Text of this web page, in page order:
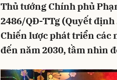
Thủ tướng Chính phủ
2486/QĐ-TTg (Quyết
Chiến lược phát triển các
đến năm 2030, tầm nhìn